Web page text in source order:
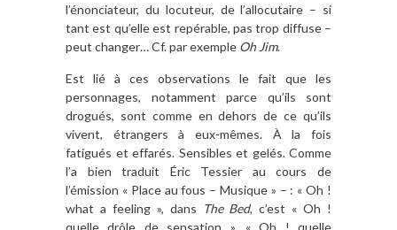
l’énonciateur, du locuteur, de l’allocutaire – si
tant est qu’elle est repérable, pas trop diffuse –
peut changer… Cf. par exemple Oh Jim.
Est lié à ces observations le fait que les
personnages, notamment parce qu’ils sont
drogués, sont comme en dehors de ce qu’ils
vivent, étrangers à eux-mêmes. À la fois
fatigués et effarés. Sensibles et gelés. Comme
l’a bien traduit Éric Tessier au cours de
l’émission « Place au fous – Musique » – : « Oh !
what a feeling », dans The Bed, c’est « Oh !
quelle drôle de sensation », « Oh ! quelle